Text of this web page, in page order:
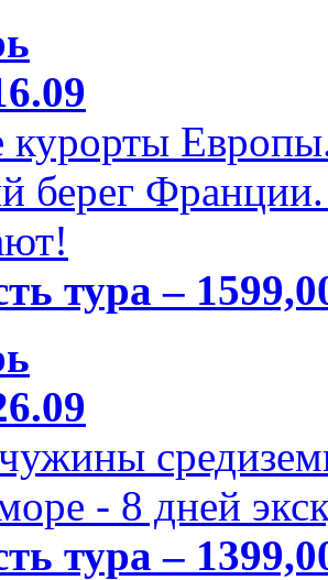
курорты
берег
тура –
- 8 дней
тура –